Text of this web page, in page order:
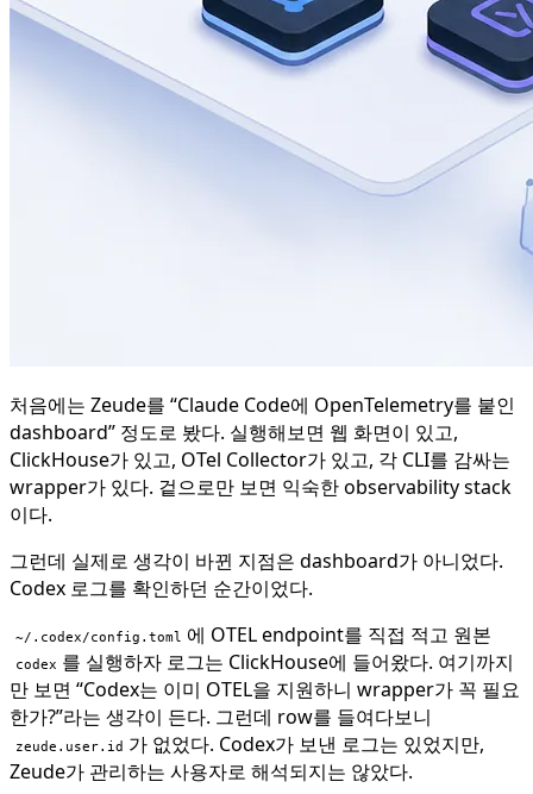
처음에는 Zeude를 “Claude Code에 OpenTelemetry를 붙인
dashboard” 정도로 봤다. 실행해보면 웹 화면이 있고,
ClickHouse가 있고, OTel Collector가 있고, 각 CLI를 감싸는
wrapper가 있다. 겉으로만 보면 익숙한 observability stack
이다.
그런데 실제로 생각이 바뀐 지점은 dashboard가 아니었다.
Codex 로그를 확인하던 순간이었다.
~/.codex/config.toml 에 OTEL endpoint를 직접 적고 원본
codex 를 실행하자 로그는 ClickHouse에 들어왔다. 여기까지
만 보면 “Codex는 이미 OTEL을 지원하니 wrapper가 꼭 필요
한가?”라는 생각이 든다. 그런데 row를 들여다보니
zeude.user.id 가 없었다. Codex가 보낸 로그는 있었지만,
Zeude가 관리하는 사용자로 해석되지는 않았다.